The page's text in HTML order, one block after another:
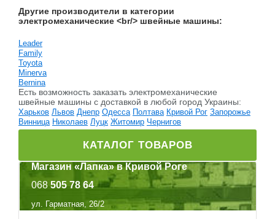
Другие производители в категории
электромеханические <br/> швейные машины:
Leader
Family
Toyota
Minerva
Bernina
Есть возможность заказать электромеханические
швейные машины c доставкой в любой город Украины:
Харьков Львов Днепр Одесса Полтава Кривой Рог Запорожье
Винница Николаев Луцк Житомир Чернигов
КАТАЛОГ ТОВАРОВ
Магазин «Лапка» в Кривой Роге
068 505 78 64
ул. Гарматная, 26/2